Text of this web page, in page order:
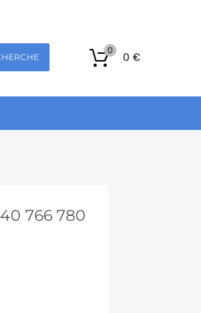
0 €
0
766 780